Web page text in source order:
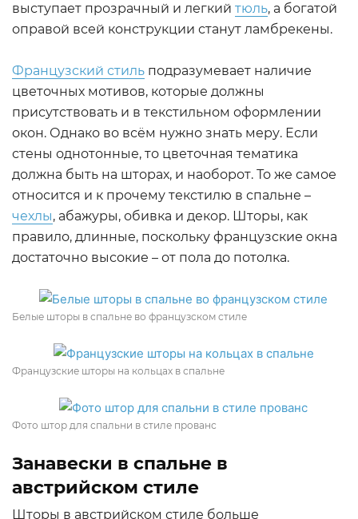
выступает прозрачный и легкий тюль, а богатой
оправой всей конструкции станут ламбрекены.
Французский стиль подразумевает наличие
цветочных мотивов, которые должны
присутствовать и в текстильном оформлении
окон. Однако во всём нужно знать меру. Если
стены однотонные, то цветочная тематика
должна быть на шторах, и наоборот. То же самое
относится и к прочему текстилю в спальне –
чехлы, абажуры, обивка и декор. Шторы, как
правило, длинные, поскольку французские окна
достаточно высокие – от пола до потолка.
Белые шторы в спальне во французском стиле
Французские шторы на кольцах в спальне
Фото штор для спальни в стиле прованс
Занавески в спальне в
австрийском стиле
Шторы в австрийском стиле больше